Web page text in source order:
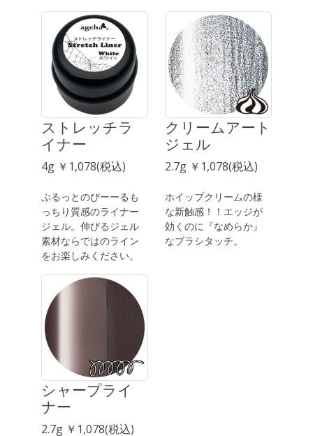
ストレッチラ
イナー
4g ￥1,078(税込)
ぷるっとのびーーるも
っちり質感のライナー
ジェル。伸びるジェル
素材ならではのライン
をお楽しみください。
クリームアート
ジェル
2.7g ￥1,078(税込)
ホイップクリームの様
な新触感！！エッジが
効くのに『なめらか』
なブラシタッチ。
シャープライ
ナー
2.7g ￥1,078(税込)